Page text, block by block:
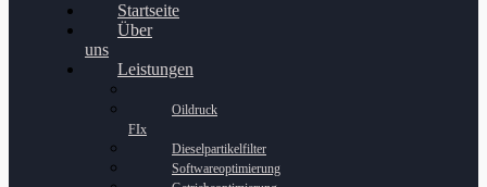
Startseite
Über
uns
Leistungen
Oildruck
FIx
Dieselpartikelfilter
Softwareoptimierung